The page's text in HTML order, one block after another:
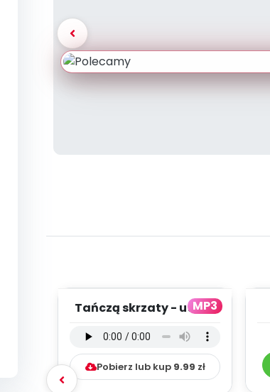
MP3
Tańczą skrzaty - utwór
mp3)
Pobierz lub kup 9.99 zł